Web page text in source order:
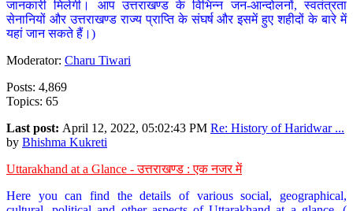
जानकारी मिलेगी। आप उत्तराखण्ड के विभिन्न जन-आन्दोलनों, स्वतंत्रता
सेनानियों और उत्तराखण्ड राज्य प्राप्ति के संघर्ष और इसमें हुए शहीदों के बारे में
यहां जान सकते हैं।)
Moderator: Charu Tiwari
Posts: 4,869
Topics: 65
Last post: April 12, 2022, 05:02:43 PM Re: History of Haridwar ...
by Bhishma Kukreti
Uttarakhand at a Glance - उत्तराखण्ड : एक नजर में
Here you can find the details of various social, geographical,